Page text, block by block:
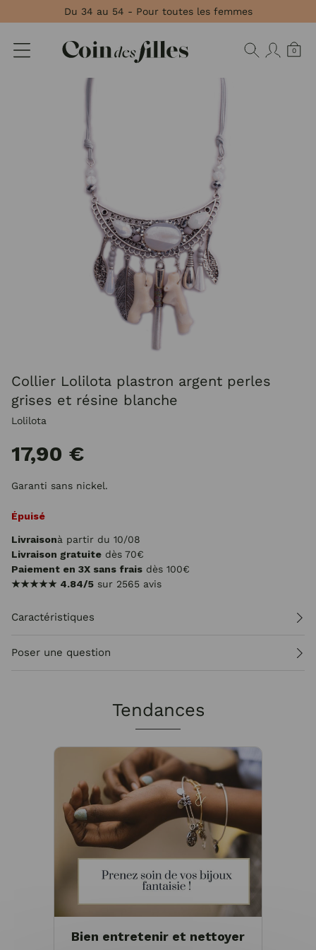
Du 34 au 54 - Pour toutes les femmes
0
Collier Lolilota plastron argent perles
grises et résine blanche
Lolilota
17,90 €
Garanti sans nickel.
Épuisé
Livraisonà partir du 10/08
Livraison gratuite dès 70€
Paiement en 3X sans frais dès 100€
★★★★★ 4.84/5 sur 2565 avis
Caractéristiques
Poser une question
Tendances
Bien entretenir et nettoyer
Panneau de gestion des cookies